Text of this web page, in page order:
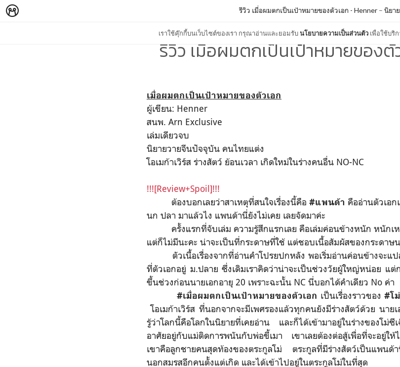
เราใช้คุ๊กกี้บนเว็บไซต์ของเรา กรุณาอ่านและยอมรับนโยบายความเป็นส่วนตัว เพื่อใช้บริ
รีวิว เมื่อผมตกเป็นเป้าหมายของตัวเอก - Henner– นิยา
รีวิว เมื่อผมตกเป็นเป้าหมายของ
เมื่อผมตกเป็นเป้าหมายของตัวเอก
ผู้เขียน: Henner
สนพ. Arn Exclusive
เล่มเดียวจบ
นิยายวายจีนปัจจุบัน คนไทยแต่ง
โอเมก้าเวิร์ส ร่างสัตว์ ย้อนเวลา เกิดใหม่ในร่างคนอื่น NO-NC
!!![Review+Spoil]!!!
ต้องบอกเลยว่าสาเหตุที่สนใจเรื่องนี้คือ #แพนด้า คืออ่านตัวเอ
นก ปลา มาแล้วไง แพนด้านี่ยังไม่เคย เลยจัดมาค่ะ
ครั้งแรกที่จับเล่ม ความรู้สึกแรกเลย คือเล่มค่อนข้างหนัก หนักเห
แต่ก็ไม่มีนะคะ น่าจะเป็นที่กระดาษที่ใช้ แต่ชอบเนื้อสัมผัสของกระดาษ
ตัวเนื้อเรื่องจากที่อ่านคำโปรยปกหลัง พอเริ่มอ่านค่อนข้างจะแปล
ที่ตัวเอกอยู่ ม.ปลาย ซึ่งเดิมเราคิดว่าน่าจะเป็นช่วงวัยผู้ใหญ่หน่อย แต่
ขึ้นช่วงก่อนนายเอกอายุ 20 เพราะฉะนั้น NC นี่บอกได้คำเดียว No ค่า
#เมื่อผมตกเป็นเป้าหมายของตัวเอก เป็นเรื่องราวของ#โ
โอเมก้าเวิร์ส ที่นอกจากจะมีเพศรองแล้วทุกคนยังมีร่างสัตว์ด้วย นาย
รู้ว่าโลกนี้คือโลกในนิยายที่เคยอ่าน และก็ได้เข้ามาอยู่ในร่างของโ
อาศัยอยู่กับแม่ติดการพนันกับพ่อขี้เมา เขาเลยต้องต่อสู้เพื่อที่จะอยู่ใ
เขาคือลูกชายคนสุดท้องของตระกูลโม่ ตระกูลที่มีร่างสัตว์เป็นแพน
นอกสมรสอีกคนตั้งแต่เกิด และได้เข้าไปอยู่ในตระกูลโม่ในที่สุด